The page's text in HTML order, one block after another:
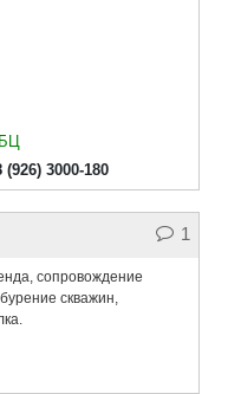
(926) 3000-180
1
сопровождение
скважин,